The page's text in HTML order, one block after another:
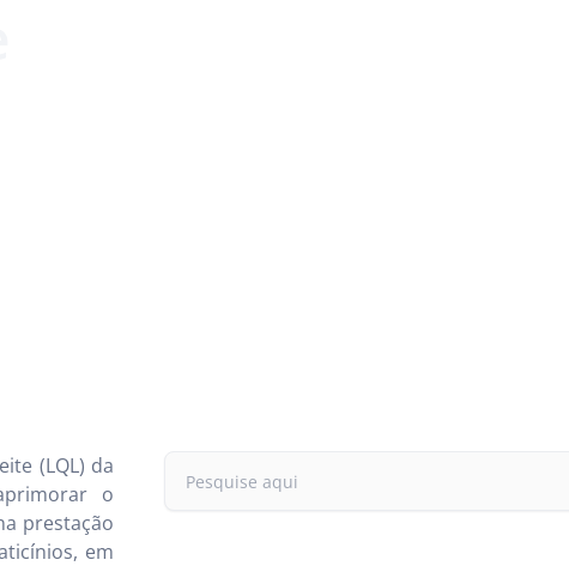
(LQL) da
o
prestação
em